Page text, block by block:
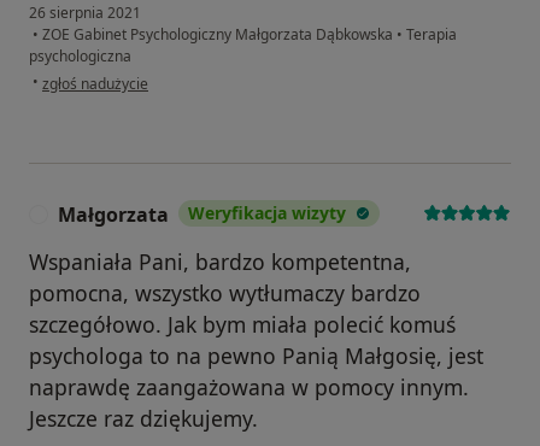
26 sierpnia 2021
• ZOE Gabinet Psychologiczny Małgorzata Dąbkowska • Terapia
psychologiczna
• w opinii użytkownika A. D.
zgłoś nadużycie
Małgorzata Weryfikacja wizyty
Wspaniała Pani, bardzo kompetentna,
pomocna, wszystko wytłumaczy bardzo
szczegółowo. Jak bym miała polecić komuś
psychologa to na pewno Panią Małgosię, jest
naprawdę zaangażowana w pomocy innym.
Jeszcze raz dziękujemy.